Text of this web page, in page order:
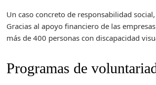
Un caso concreto de responsabilidad
Gracias al apoyo financiero de las
más de 400 personas con discapacidad
Programas de